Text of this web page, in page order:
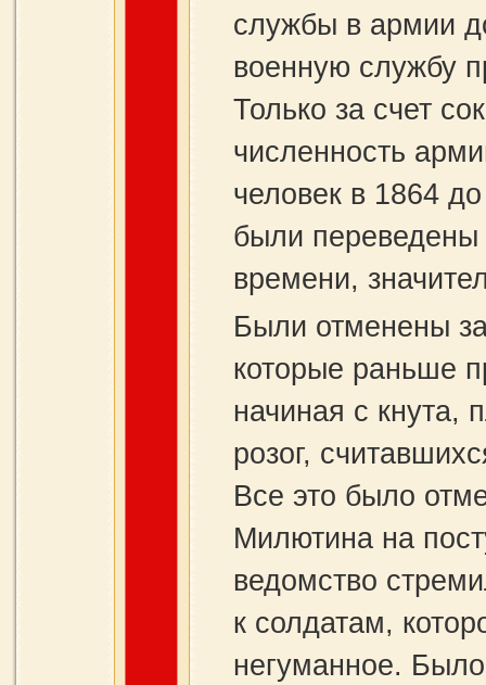
службы в армии
военную службу
Только за счет
численность
человек в 1864
были
времени,
Были отменены
которые раньше
начиная с кнута,
розог,
Все это было
Милютина на
ведомство
к солдатам,
негуманное.